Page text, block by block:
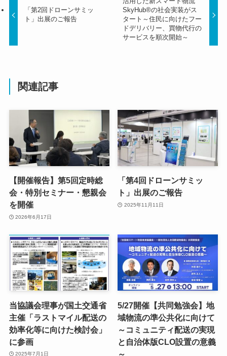
「第2回ドローンサミッ
ト」出展のご報告
SkyHub®の社会実装がス
タート～住民に向けたフー
ドデリバリー、買物代行の
サービスを順次開始～
関連記事
【開催報告】第5回定時総
会・特別セミナー・懇親会
を開催
2026年6月17日
「第4回ドローンサミッ
ト」出展のご報告
2025年11月11日
当協議会理事が国土交通省
主催「ラストマイル配送の
効率化等に向けた検討会」
に参画
2025年7月1日
5/27開催【共同勉強会】地
域物流の準公共化に向けて
～コミュニティ配送の実現
と自治体版CLO設置の意義
～